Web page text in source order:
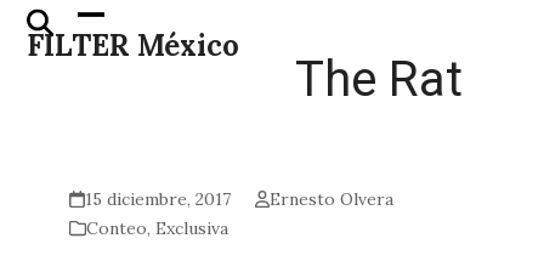
Skip
FILTER México
Open
mobile
Close
mobile
The Rat
15 diciembre, 2017
Ernesto Olvera
Conteo,Exclusiva